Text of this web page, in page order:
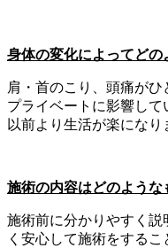
身体の変化によってどの
肩・首のこり、頭痛が
プライベートに影響して
以前より生活が楽になり
施術の内容はどのような
施術前に分かりやすく
く安心して施術をする